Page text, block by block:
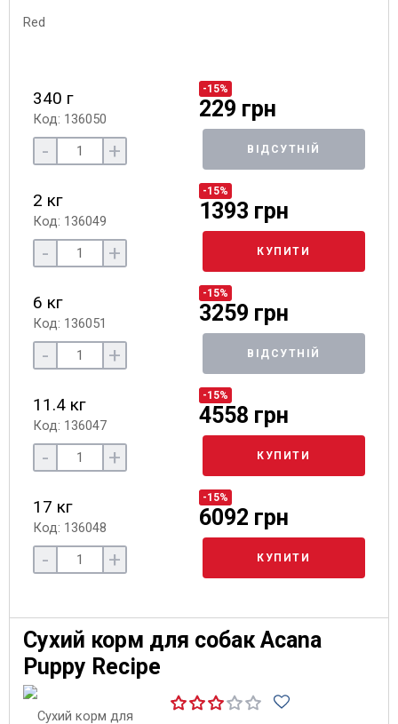
340 г
Код: 136050
-15%
229 грн
- + ВІДСУТНІЙ
2 кг
Код: 136049
-15%
1393 грн
- + КУПИТИ
6 кг
Код: 136051
-15%
3259 грн
- + ВІДСУТНІЙ
11.4 кг
Код: 136047
-15%
4558 грн
- + КУПИТИ
17 кг
Код: 136048
-15%
6092 грн
- + КУПИТИ
Сухий корм для собак Acana
Puppy Recipe